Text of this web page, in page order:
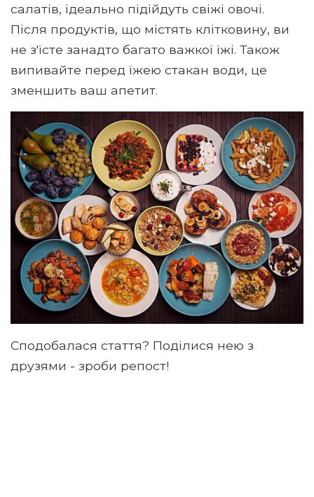
салатів, ідеально підійдуть свіжі овочі.
Після продуктів, що містять клітковину, ви
не з'їсте занадто багато важкої їжі. Також
випивайте перед їжею стакан води, це
зменшить ваш апетит.
Сподобалася стаття? Поділися нею з
друзями - зроби репост!